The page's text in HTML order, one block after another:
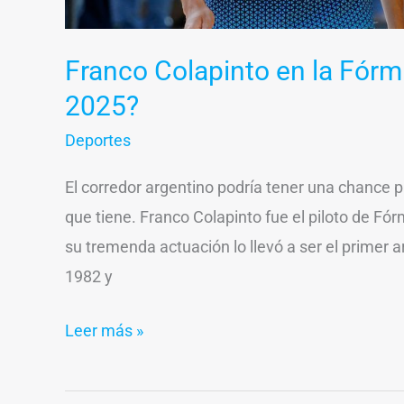
Franco Colapinto en la
2025?
Deportes
El corredor argentino podría tener una chance
que tiene. Franco Colapinto fue el piloto de
su tremenda actuación lo llevó a ser el primer
1982 y
Leer más »